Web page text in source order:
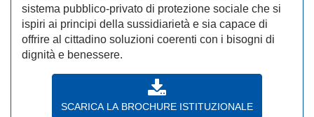
sistema pubblico-privato di protezione sociale che si
ispiri ai principi della sussidiarietà e sia capace di
offrire al cittadino soluzioni coerenti con i bisogni di
dignità e benessere.
SCARICA LA BROCHURE ISTITUZIONALE